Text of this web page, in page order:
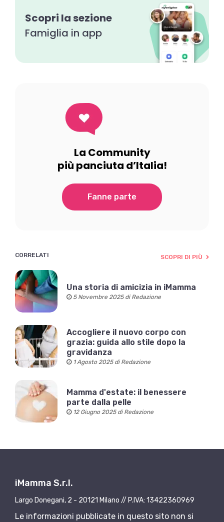
Scopri la sezione
Famiglia in app
La Community
più panciuta d’Italia!
Fanne parte
CORRELATI SCOPRI DI PIÙ
Una storia di amicizia in iMamma
5 Novembre 2025 di Redazione
Accogliere il nuovo corpo con
grazia: guida allo stile dopo la
gravidanza
1 Agosto 2025 di Redazione
Mamma d'estate: il benessere
parte dalla pelle
12 Giugno 2025 di Redazione
iMamma S.r.l.
Largo Donegani, 2 - 20121 Milano // P.IVA: 13422360969
Le informazioni pubblicate in questo sito non si